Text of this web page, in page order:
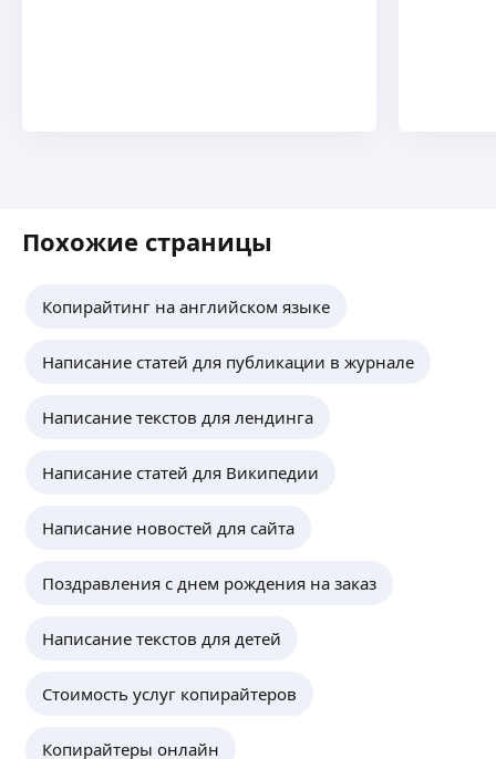
Похожие страницы
Копирайтинг на английском языке
Написание статей для публикации в журнале
Написание текстов для лендинга
Написание статей для Википедии
Написание новостей для сайта
Поздравления с днем рождения на заказ
Написание текстов для детей
Стоимость услуг копирайтеров
Копирайтеры онлайн